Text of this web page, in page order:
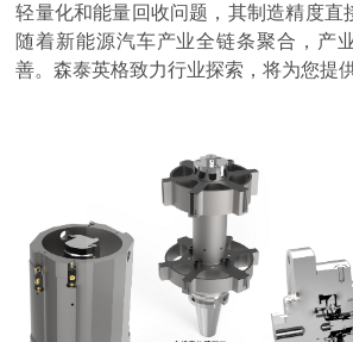
轻量化和能量回收问题，其制造精度直
随着新能源汽车产业全链条聚合，产
善。森泰英格致力行业探索，将为您提